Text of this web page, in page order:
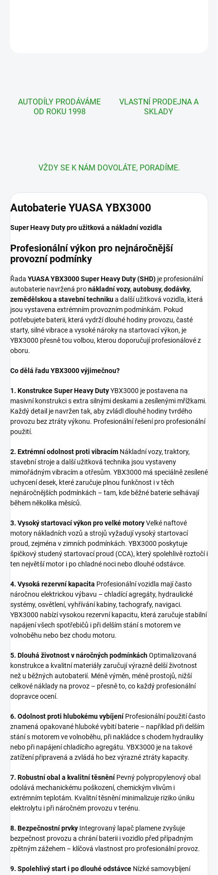
AUTODÍLY PRODÁVÁME
OD ROKU 1998
VLASTNÍ PRODEJNA A
SKLADY
VŽDY SE K NÁM DOVOLÁTE, PORADÍME.
Autobaterie YUASA YBX3000
Super Heavy Duty pro užitková a nákladní vozidla
Profesionální výkon pro nejnáročnější
provozní podmínky
Řada YUASA YBX3000 Super Heavy Duty (SHD) je profesionální
autobaterie navržená pronákladní vozy, autobusy, dodávky,
zemědělskou a stavební technikua další užitková vozidla, která
jsou vystavena extrémním provozním podmínkám. Pokud
potřebujete baterii, která vydrží dlouhé hodiny provozu, časté
starty, silné vibrace a vysoké nároky na startovací výkon, je
YBX3000 přesně tou volbou, kterou doporučují profesionálové z
oboru.
Co dělá řadu YBX3000 výjimečnou?
1. Konstrukce Super Heavy DutyYBX3000 je postavena na
masivní konstrukci s extra silnými deskami a zesílenými mřížkami.
Každý detail je navržen tak, aby zvládl dlouhé hodiny tvrdého
provozu bez ztráty výkonu. Profesionální řešení pro profesionální
použití.
2. Extrémní odolnost proti vibracím Nákladní vozy, traktory,
stavební stroje a další užitková technika jsou vystaveny
mimořádným vibracím a otřesům. YBX3000 má speciálně zesílené
uchycení desek, které zaručuje plnou funkčnost i v těch
nejnáročnějších podmínkách – tam, kde běžné baterie selhávají
během několika měsíců.
3. Vysoký startovací výkon pro velké motoryVelké naftové
motory nákladních vozů a strojů vyžadují vysoký startovací
proud, zejména v zimních podmínkách. YBX3000 poskytuje
špičkový studený startovací proud (CCA), který spolehlivě roztočí i
ten největší motor i po chladné noci nebo dlouhé odstávce.
4. Vysoká rezervní kapacita Profesionální vozidla mají často
náročnou elektrickou výbavu – chladící agregáty, hydraulické
systémy, osvětlení, vyhřívání kabiny, tachografy, navigaci.
YBX3000 nabízí vysokou rezervní kapacitu, která zaručuje stabilní
napájení všech spotřebičů i při delším stání s motorem ve
volnoběhu nebo bez chodu motoru.
5. Dlouhá životnost v náročných podmínkáchOptimalizovaná
konstrukce a kvalitní materiály zaručují výrazně delší životnost
než u běžných autobaterií. Méně výměn, méně prostojů, nižší
celkové náklady na provoz – přesně to, co každý profesionální
dopravce ocení.
6. Odolnost proti hlubokému vybíjeníProfesionální použití často
znamená opakované hluboké vybití baterie – například při delším
stání s motorem ve volnoběhu, při nakládce s chodem hydrauliky
nebo při napájení chladícího agregátu. YBX3000 je na takové
zatížení připravená a zvládá ho bez výrazné ztráty kapacity.
7. Robustní obal a kvalitní těsněníPevný polypropylenový obal
odolává mechanickému poškození, chemickým vlivům i
extrémním teplotám. Kvalitní těsnění minimalizuje riziko úniku
elektrolytu i při náročném provozu v terénu.
8. Bezpečnostní prvky Integrovaný lapač plamene zvyšuje
bezpečnost provozu a chrání baterii i vozidlo před případným
zpětným zážehem – klíčová vlastnost pro profesionální provoz.
9. Spolehlivý start i po dlouhé odstávce Nízké samovybíjení